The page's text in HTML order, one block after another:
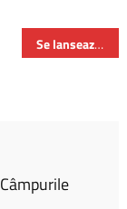
Se lansează InfoScore – inițiativa de semaforizare a etichetelor produselor agroalimentare
Câmpurile